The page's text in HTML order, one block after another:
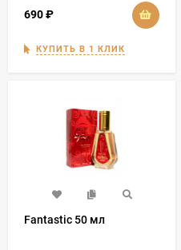
690₽
КУПИТЬ В 1 КЛИК
Fantastic 50 мл